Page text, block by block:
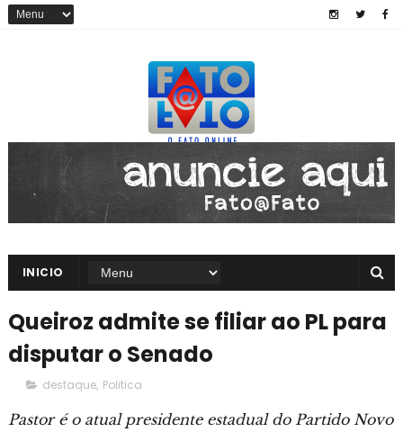
INICIO
Queiroz admite se filiar ao PL para
disputar o Senado
destaque, Politica
Pastor é o atual presidente estadual do Partido Novo